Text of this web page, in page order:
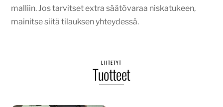
malliin. Jos tarvitset extra säätövaraa niskatukeen,
mainitse siitä tilauksen yhteydessä.
LIITETYT
Tuotteet